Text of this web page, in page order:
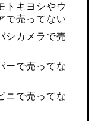
トキヨシやウ
で売ってない
シカメラで売
ーで売ってな
ニで売ってな